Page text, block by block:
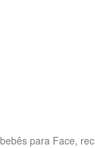
para Face,